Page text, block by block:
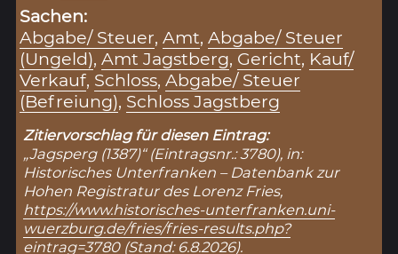
Sachen:
Abgabe/ Steuer,Amt,Abgabe/ Steuer
(Ungeld),Amt Jagstberg, Gericht, Kauf/
Verkauf, Schloss,Abgabe/ Steuer
(Befreiung), Schloss Jagstberg
Zitiervorschlag für diesen Eintrag:
„Jagsperg (1387)“ (Eintragsnr.: 3780), in:
Historisches Unterfranken – Datenbank zur
Hohen Registratur des Lorenz Fries,
https://www.historisches-unterfranken.uni-
wuerzburg.de/fries/fries-results.php?
eintrag=3780(Stand: 6.8.2026).